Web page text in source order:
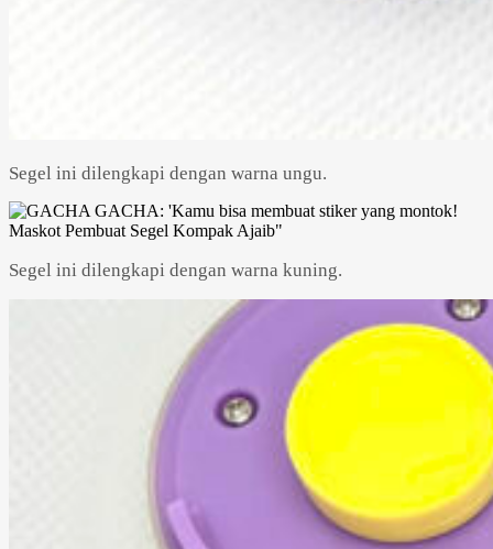
Segel ini dilengkapi dengan warna ungu.
Segel ini dilengkapi dengan warna kuning.